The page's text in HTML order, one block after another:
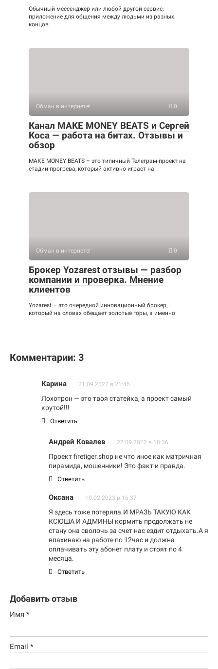
Обычный мессенджер или любой другой сервис,
приложение для общения между людьми из разных
концов
Обман в интернете! 0
Канал MAKE MONEY BEATS и Сергей
Коса — работа на битах. Отзывы и
обзор
MAKE MONEY BEATS – это типичный Телеграм-проект на
стадии прогрева, который активно играет на
Обман в интернете! 0
Брокер Yozarest отзывы — разбор
компании и проверка. Мнение
клиентов
Yozarest – это очередной инновационный брокер,
который на словах обещает золотые горы, а именно
Комментарии: 3
Карина 21.09.2022 в 21:45
Лохотрон — это твоя статейка, а проект самый
крутой!!!
Ответить
Андрей Ковалев 22.09.2022 в 18:36
Проект firetiger.shop не что иное как матричная
пирамида, мошенники! Это факт и правда.
Ответить
Оксана 10.02.2023 в 16:37
Я здесь тоже потеряла.И МРАЗЬ ТАКУЮ КАК
КСЮША И АДМИНЫ кормить продолжать не
стану она сволочь за счет нас ездит отдыхать.А я
впахиваю на работе по 12час и должна
оплачивать эту абонет плату и стоят по 4
месяца.
Ответить
Добавить отзыв
Имя *
Email *